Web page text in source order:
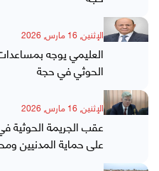
الإثنين, 16 مارس, 2026
العليمي يوجه
الحوثي في حجة
الإثنين, 16 مارس, 2026
عقب الجريمة الحوثية
على حماية المدنيين